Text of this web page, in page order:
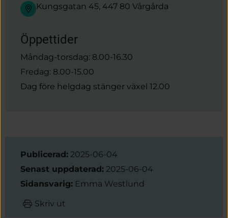
Kungsgatan 45, 447 80 Vårgårda
Öppettider
Måndag-torsdag: 8.00-16.30
Fredag: 8.00-15.00
Dag före helgdag stänger växel 12.00
Sidinformation
Publicerad: 2025-06-04
Senast uppdaterad: 2025-06-04
Sidansvarig: Emma Westlund
Skriv ut